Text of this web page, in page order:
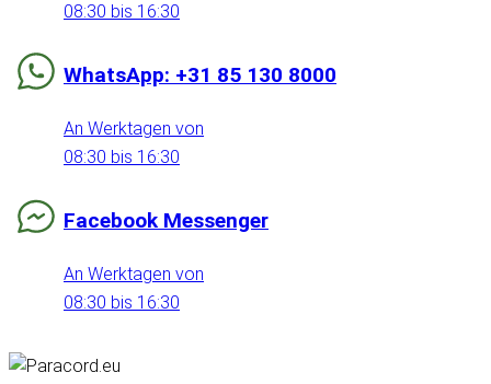
08:30 bis 16:30
WhatsApp: +31 85 130 8000
An Werktagen von
08:30 bis 16:30
Facebook Messenger
An Werktagen von
08:30 bis 16:30